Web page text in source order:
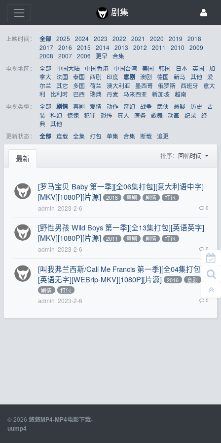
剧集
上映时间： 全部 2025 2024 2023 2022 2021 2020 2019
2018
2017 2016 2015 2014 2013 2012 2011 2010
2009
2008
2007 2006 更早 合集
电视地区：
全部 中国大陆 中国香港 中国台湾 美国 韩国 日本 英国
加
拿大 法国 泰国 西剧 印度 意剧 澳剧 德国 新马 其他
爱
尔兰
其它 多国 荷兰 澳大利亚 墨西哥 俄罗斯 西班牙
意大
利
比利时 巴西 瑞典 丹麦 马来西亚 新加坡 越南
电视类型：
全部 剧情 喜剧 爱情 动作 奇幻 战争 武侠 悬疑 历史
古
装 科幻 惊悚 犯罪 恐怖 真人 医务 歌舞 动画 纪录 经
典 其他
更新状态：
全部 连载 全集 打包 单集 合集 断载 追更
最新 排序： 回帖时间
[罗马宝贝 Baby 第一季][全06集打包][意大利语中字]
[MKV][1080P][片源]
2018 意剧 剧情 打包
admin 2023-2-6 0
[野性男孩 Wild Boys 第一季][全13集打包][英语英字]
[MKV][1080P][片源]
2011 意剧 剧情 打包
admin 2023-2-6 0
[叫我弗兰西斯/Call Me Francis 第一季][全04集打包]
[英语无字][WEBrip-MKV][1080P][片源]
2016
意剧
剧情
打包
admin 2023-2-6 0
© 2026 悠悠MP4-MP4电影下载-
uump4